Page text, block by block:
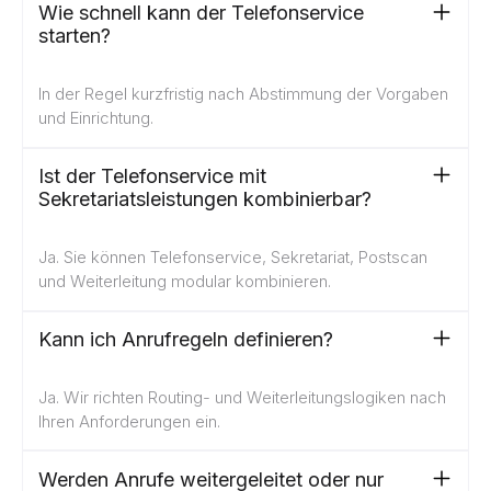
Wie schnell kann der Telefonservice
starten?
In der Regel kurzfristig nach Abstimmung der Vorgaben
und Einrichtung.
Ist der Telefonservice mit
Sekretariatsleistungen kombinierbar?
Ja. Sie können Telefonservice, Sekretariat, Postscan
und Weiterleitung modular kombinieren.
Kann ich Anrufregeln definieren?
Ja. Wir richten Routing- und Weiterleitungslogiken nach
Ihren Anforderungen ein.
Werden Anrufe weitergeleitet oder nur